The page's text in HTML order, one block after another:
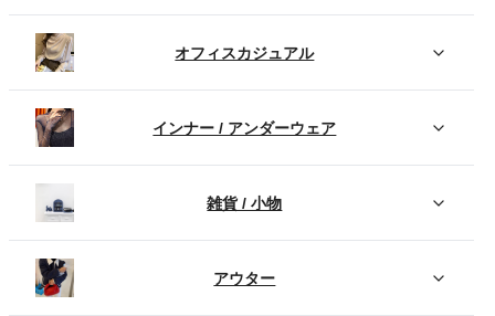
オフィスカジュアル
インナー / アンダーウェア
雑貨 / 小物
アウター